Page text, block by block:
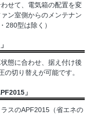
せて、電気箱の配置を変
ン室側からのメンテナン
280型は除く）
態に合わせ、据え付け後
切り替えが可能です。
」
スのAPF2015（省エネの